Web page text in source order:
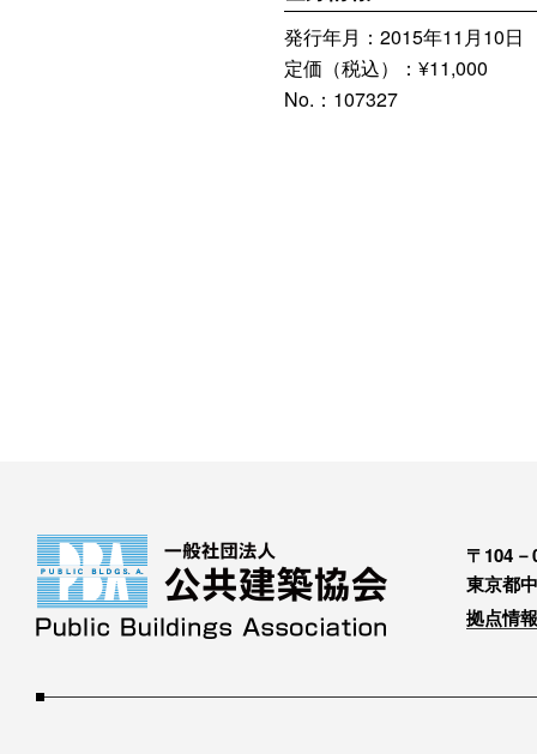
発行年月：2015年11月10日
定価（税込）：¥11,000
No.：107327
〒104－
東京都
拠点情